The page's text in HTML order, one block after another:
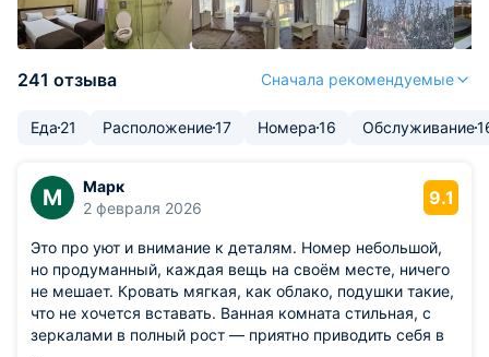
241 отзыва Сначала рекомендуемые
Еда 21 Расположение17 Номера16 Обслуживание
М
Марк
2 февраля 2026
9.1
Это про уют и внимание к деталям. Номер небольшой,
но продуманный, каждая вещь на своём месте, ничего
не мешает. Кровать мягкая, как облако, подушки такие,
что не хочется вставать. Ванная комната стильная, с
зеркалами в полный рост — приятно приводить себя в